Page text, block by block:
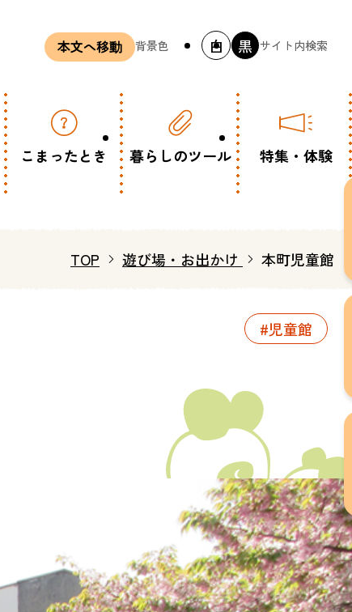
本文へ移動 背景色 白 黒 サイト内検索
こまったとき 暮らしのツール 特集・体験
TOP 遊び場・お出かけ 本町児童館
#児童館